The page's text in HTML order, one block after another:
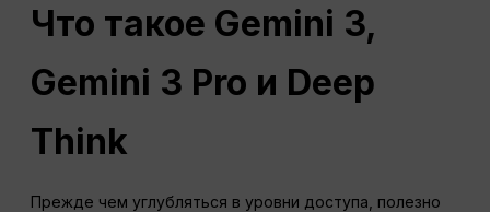
Что такое Gemini 3,
Gemini 3 Pro и Deep
Think
Прежде чем углубляться в уровни доступа, полезно